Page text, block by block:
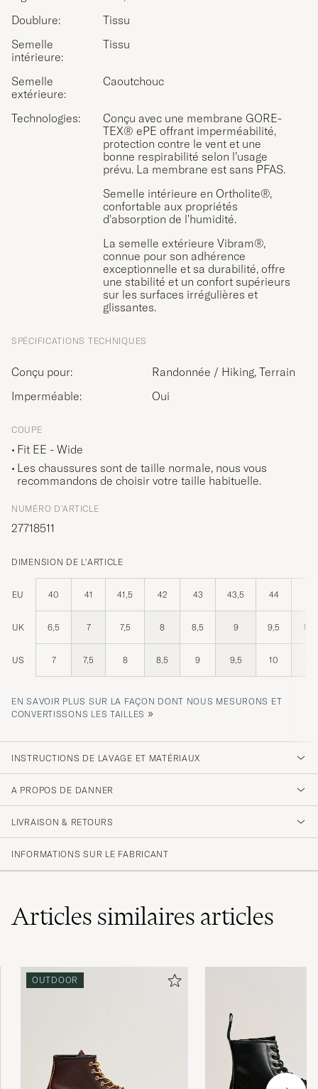
Doublure:
Tissu
Semelle
intérieure:
Tissu
Semelle
extérieure:
Caoutchouc
Technologies:
Conçu avec une membrane GORE-
TEX® ePE offrant imperméabilité,
protection contre le vent et une
bonne respirabilité selon l’usage
prévu. La membrane est sans PFAS.
Semelle intérieure en Ortholite®,
confortable aux propriétés
d'absorption de l'humidité.
La semelle extérieure Vibram®,
connue pour son adhérence
exceptionnelle et sa durabilité, offre
une stabilité et un confort supérieurs
sur les surfaces irrégulières et
glissantes.
SPÉCIFICATIONS TECHNIQUES
Conçu pour:
Randonnée / Hiking, Terrain
Imperméable:
Oui
COUPE
Fit EE - Wide
Les chaussures sont de taille normale, nous vous
recommandons de choisir votre taille habituelle.
NUMÉRO D'ARTICLE
27718511
DIMENSION DE L'ARTICLE
EU 40 41 41,5 42 43 43,5 44
UK 6,5 7 7,5 8 8,5 9 9,5
US 7 7,5 8 8,5 9 9,5 10
EN SAVOIR PLUS SUR LA FAÇON DONT NOUS MESURONS ET
CONVERTISSONS LES TAILLES »
INSTRUCTIONS DE LAVAGE ET MATÉRIAUX
A PROPOS DE DANNER
LIVRAISON & RETOURS
INFORMATIONS SUR LE FABRICANT
Articles similaires articles
OUTDOOR